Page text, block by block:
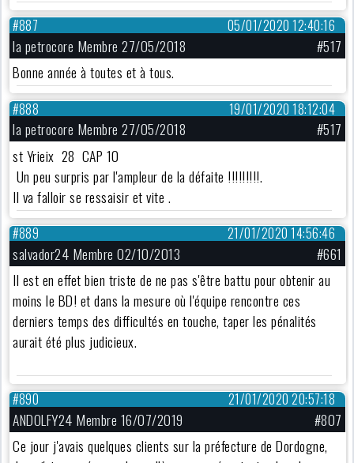
05/01/2020 12:40:16
#887
la petrocore Membre 27/05/2018
#517
Bonne année à toutes et à tous.
19/01/2020 18:12:04
#888
la petrocore Membre 27/05/2018
#517
st Yrieix 28 CAP 10
Un peu surpris par l'ampleur de la défaite !!!!!!!!!.
Il va falloir se ressaisir et vite .
21/01/2020 14:56:46
#889
salvador24 Membre 02/10/2013
#661
Il est en effet bien triste de ne pas s'être battu pour obtenir au
moins le BD! et dans la mesure où l'équipe rencontre ces
derniers temps des difficultés en touche, taper les pénalités
aurait été plus judicieux.
21/01/2020 20:57:18
#890
ANDOLFY24 Membre 16/07/2019
#807
Ce jour j'avais quelques clients sur la préfecture de Dordogne,